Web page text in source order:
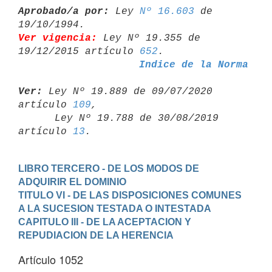
Aprobado/a por: Ley Nº 16.603 de
Ver vigencia:
Ley Nº 19.355 de
19/12/2015 artículo 652
Indice de la Norma
Ver:
Ley Nº 19.889 de 09/07/2020
artículo 109,
artículo 13
LIBRO TERCERO - DE LOS MODOS DE
ADQUIRIR EL DOMINIO
TITULO VI - DE LAS DISPOSICIONES COMUNES
A LA SUCESION TESTADA O INTESTADA
CAPITULO III - DE LA ACEPTACION Y
REPUDIACION DE LA HERENCIA
Artículo 1052